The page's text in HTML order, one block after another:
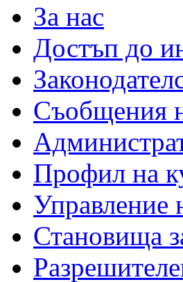
За нас
Достъп до
Съобщения
Профил на
Управление
Становища